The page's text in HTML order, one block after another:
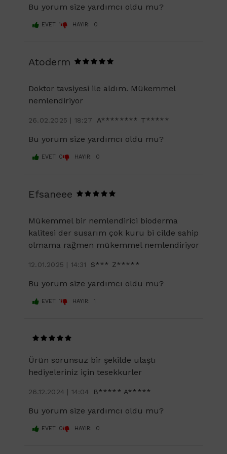
Bu yorum size yardımcı oldu mu?
EVET: 1 HAYIR: 0
Atoderm
Doktor tavsiyesi ile aldım. Mükemmel
nemlendiriyor
26.02.2025 | 18:27 A******** T*****
Bu yorum size yardımcı oldu mu?
EVET: 0 HAYIR: 0
Efsaneee
Mükemmel bir nemlendirici bioderma
kalitesi der susarım çok kuru bi cilde sahip
olmama rağmen mükemmel nemlendiriyor
12.01.2025 | 14:31 S*** Z*****
Bu yorum size yardımcı oldu mu?
EVET: 1 HAYIR: 1
Ürün sorunsuz bir şekilde ulaştı
hediyeleriniz için tesekkurler
26.12.2024 | 14:04 B***** A*****
Bu yorum size yardımcı oldu mu?
EVET: 0 HAYIR: 0